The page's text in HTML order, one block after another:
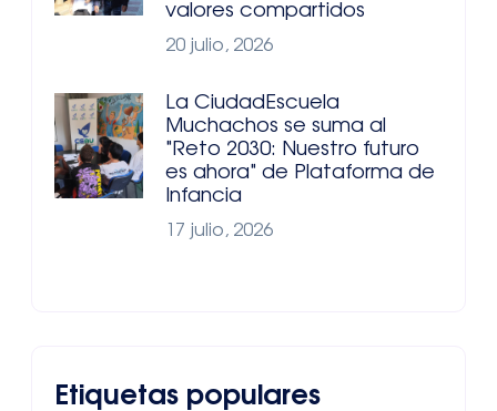
valores compartidos
20 julio, 2026
La CiudadEscuela
Muchachos se suma al
"Reto 2030: Nuestro futuro
es ahora" de Plataforma de
Infancia
17 julio, 2026
Etiquetas populares